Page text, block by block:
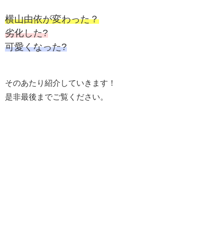
横山由依が変わった？
劣化した?
可愛くなった?
そのあたり紹介していきます！
是非最後までご覧ください。